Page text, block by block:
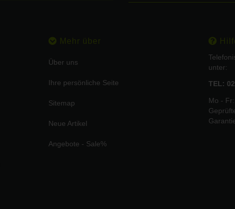
Mehr über
Über uns
Ihre persönliche Seite
Sitemap
Neue Artikel
Angebote - Sale%
unter:
TEL:
Mo -